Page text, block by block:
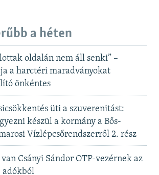
a héten
oldalán nem áll senki” –
a harctéri maradványokat
önkéntes
üti a szuverenitást:
készül a kormány a Bős-
Vízlépcsőrendszerről 2. rész
van Csányi Sándor OTP-vezérnek az
adókból